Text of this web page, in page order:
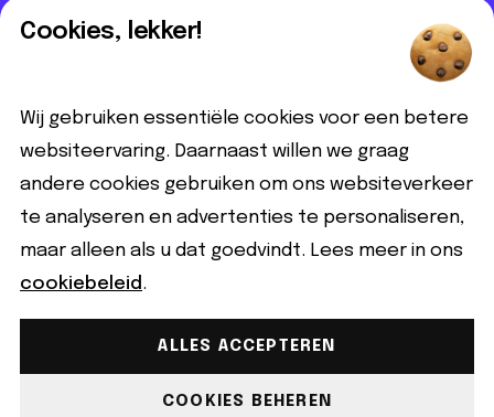
Informatief
Partnerbijdrage
Disclaimer
Volg ons
Gemaakt met ♡ copyright © 2026 Qeer.nl | Alle rechten
Cookies, lekker!
Wij gebruiken essentiële cookies voor een betere
websiteervaring. Daarnaast willen we graag
andere cookies gebruiken om ons websiteverkeer
te analyseren en advertenties te personaliseren,
maar alleen als u dat goedvindt. Lees meer in ons
cookiebeleid .
ALLES ACCEPTEREN
COOKIES BEHEREN